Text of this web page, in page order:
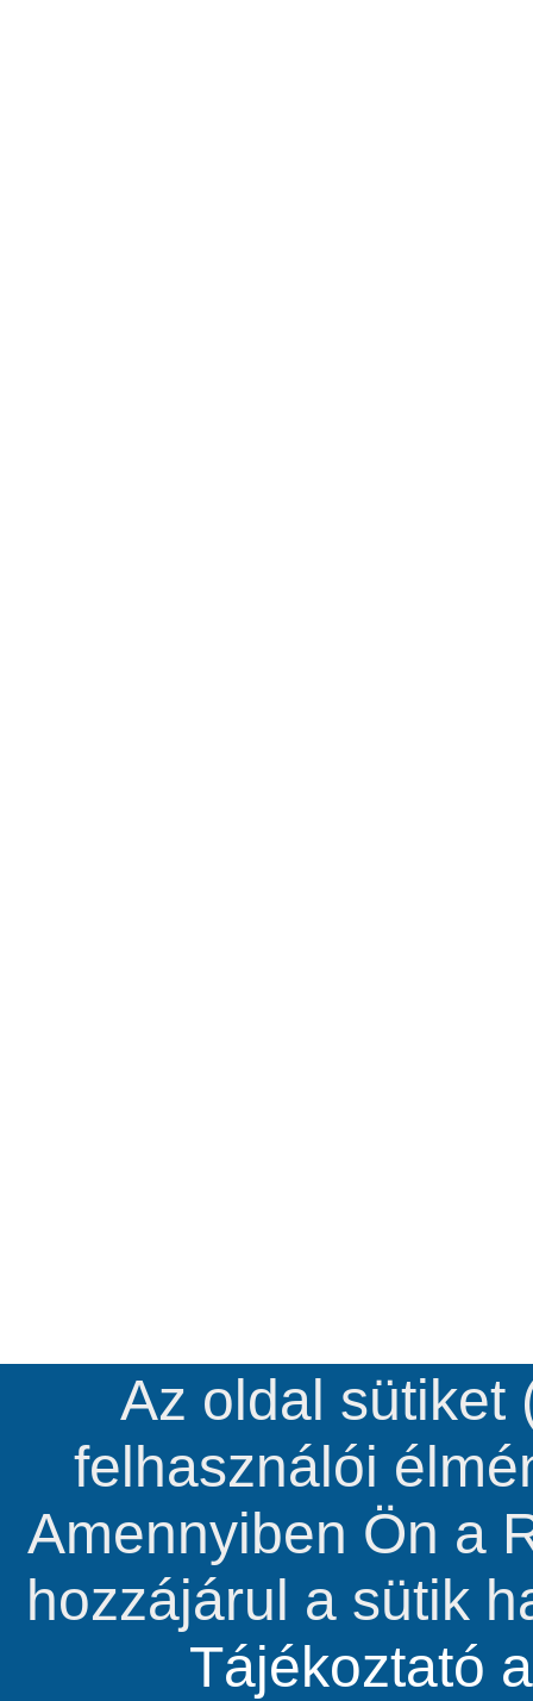
Az oldal sütiket
felhasználói
Amennyiben Ön a
hozzájárul a sütik
Tájékoztató